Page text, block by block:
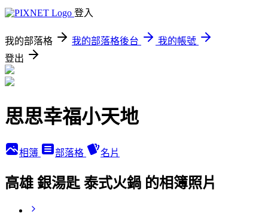
登入
我的部落格 我的部落格後台
我的帳號
登出
思思幸福小天地
相簿 部落格 名片
高雄 銀湯匙 泰式火鍋 的相簿照片